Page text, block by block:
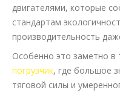
двигателями, которые
стандартам
производительность
Особенно это заметно в
погрузчик, где большое
тяговой силы и